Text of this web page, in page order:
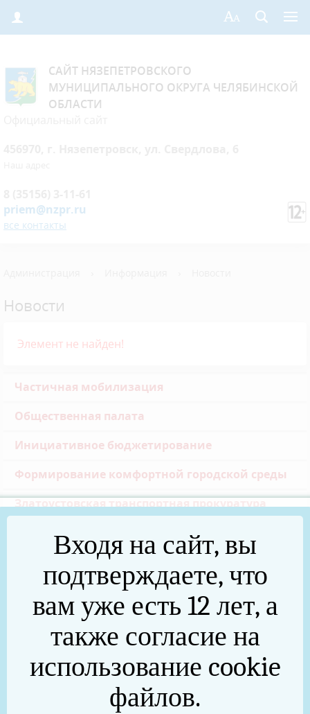
САЙТ НЯЗЕПЕТРОВСКОГО
МУНИЦИПАЛЬНОГО ОКРУГА ЧЕЛЯБИНСКОЙ
ОБЛАСТИ
priem@nzpr.ru
все контакты
Новости
Элемент не найден!
Частичная мобилизация
Общественная палата
Инициативное бюджетирование
Формирование комфортной городской среды
Златоустовская транспортная прокуратура
Реальные дела (архив)
Национальные проекты
75 лет Победы в Великой Отечественной войне
(архив)
Новости прокуратуры
Входя на сайт, вы
подтверждаете, что
вам уже есть 12 лет, а
также согласие на
использование cookie
файлов.